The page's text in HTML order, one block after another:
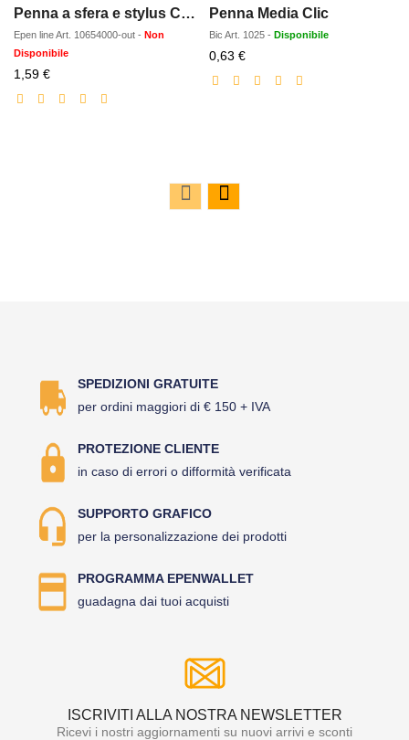
Penna a sfera e stylus Charleston
Epen lineArt. 10654000-out - Non
Disponibile
1,59 €Prezzo
scontato
Penna Media Clic
Bic Art. 1025 - Disponibile
0,63 €Prezzo
scontato
SPEDIZIONI GRATUITE
per ordini maggiori di € 150 + IVA
PROTEZIONE CLIENTE
in caso di errori o difformità verificata
SUPPORTO GRAFICO
per la personalizzazione dei prodotti
PROGRAMMA EPENWALLET
guadagna dai tuoi acquisti
ISCRIVITI ALLA NOSTRA NEWSLETTER
Ricevi i nostri aggiornamenti su nuovi arrivi e sconti